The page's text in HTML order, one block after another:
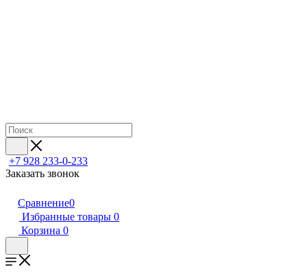
+7 928 233-0-233
Заказать звонок
Сравнение0
Избранные товары 0
Корзина 0